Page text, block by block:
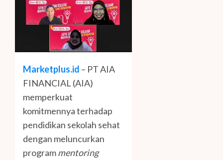
Marketplus.id – PT AIA
FINANCIAL (AIA)
memperkuat
komitmennya terhadap
pendidikan sekolah sehat
dengan meluncurkan
programmentoring